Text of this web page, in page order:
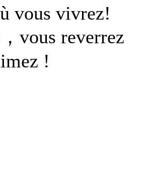
vous vivrez!
vous reverrez
!